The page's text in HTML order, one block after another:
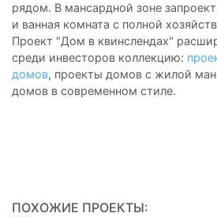
рядом. В мансардной зоне
и ванная комната с полной
Проект "Дом в квинслендах"
среди инвесторов коллекцию:
домов, проекты домов с жилой
домов в современном стиле.
ПОХОЖИЕ ПРОЕКТЫ: